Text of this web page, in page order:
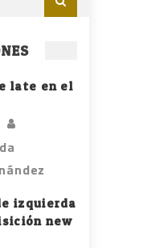
late en el
izquierda
new